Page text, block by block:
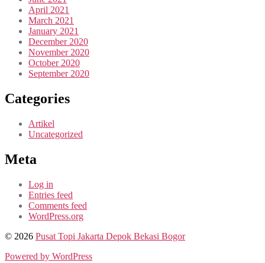
April 2021
March 2021
January 2021
December 2020
November 2020
October 2020
September 2020
Categories
Artikel
Uncategorized
Meta
Log in
Entries feed
Comments feed
WordPress.org
© 2026 Pusat Topi Jakarta Depok Bekasi Bogor
Powered by WordPress